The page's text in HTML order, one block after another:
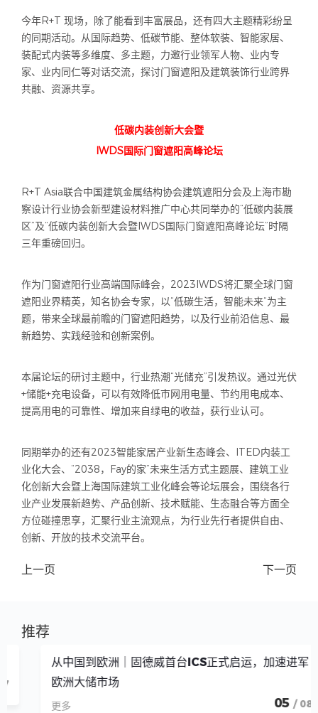
今年R+T 现场，除了能看到丰富展品，还有四大主题精彩纷呈
的同期活动。从国际趋势、低碳节能、整体软装、智能家居、
装配式内装等多维度、多主题，力邀行业领军人物、业内专
家、业内同仁等对话交流，探讨门窗遮阳及建筑装饰行业跨界
共融、资源共享。
低碳内装创新大会暨
IWDS国际门窗遮阳高峰论坛
R+T Asia联合中国建筑金属结构协会建筑遮阳分会及上海市勘
察设计行业协会新型建设材料推广中心共同举办的“低碳内装展
区”及“低碳内装创新大会暨IWDS国际门窗遮阳高峰论坛”时隔
三年重磅回归。
作为门窗遮阳行业高端国际峰会，2023IWDS将汇聚全球门窗
遮阳业界精英，知名协会专家，以“低碳生活，智能未来“为主
题，带来全球最前瞻的门窗遮阳趋势，以及行业前沿信息、最
新趋势、实践经验和创新案例。
本届论坛的研讨主题中，行业热潮“光储充”引发热议。通过光伏
+储能+充电设备，可以有效降低市网用电量、节约用电成本、
提高用电的可靠性、增加来自绿电的收益，获行业认可。
同期举办的还有2023智能家居产业新生态峰会、ITED内装工
业化大会、“2038，Fay的家”未来生活方式主题展、建筑工业
化创新大会暨上海国际建筑工业化峰会等论坛展会，围绕各行
业产业发展新趋势、产品创新、技术赋能、生态融合等方面全
方位碰撞思享，汇聚行业主流观点，为行业先行者提供自由、
创新、开放的技术交流平台。
上一页 下一页
推荐
从中国到欧洲｜固德威首台ICS正式启运，加速进军
欧洲大储市场
/ 08